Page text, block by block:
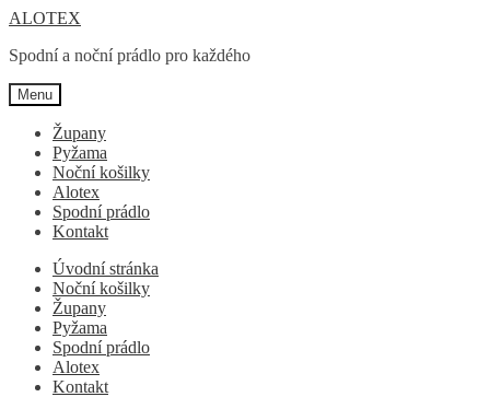
Přeskočit
navigaci
Přejít
obsahu
ALOTEX
Spodní a noční prádlo pro každého
Menu
Župany
Pyžama
Noční košilky
Alotex
Spodní prádlo
Kontakt
Úvodní stránka
Noční košilky
Župany
Pyžama
Spodní prádlo
Alotex
Kontakt